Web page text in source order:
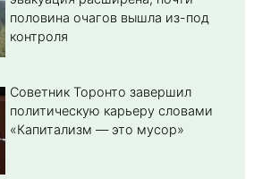
половина очагов вышла из-под
контроля
Советник Торонто завершил
политическую карьеру словами
«Капитализм — это мусор»